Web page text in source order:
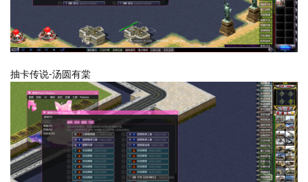
抽卡传说-汤圆有棠